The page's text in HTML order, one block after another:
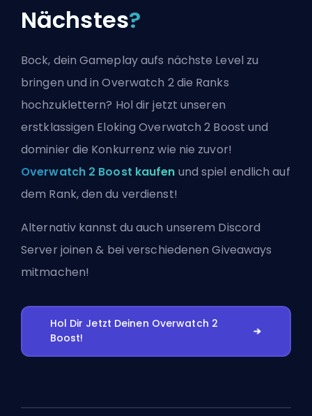
Nächstes?
Bock, dein Gameplay aufs nächste Level zu
bringen und in Overwatch 2 die Ranks
hochzuklettern? Hol dir jetzt unseren
erstklassigen Eloking Overwatch 2 Boost und
dominier die Konkurrenz wie nie zuvor!
Overwatch 2 Boost kaufen und spiel endlich auf
dem Rank, den du verdienst!
Alternativ kannst du auch unserem Discord
Server joinen & bei verschiedenen Giveaways
mitmachen!
Hol Dir Jetzt Deinen Overwatch 2
Boost!